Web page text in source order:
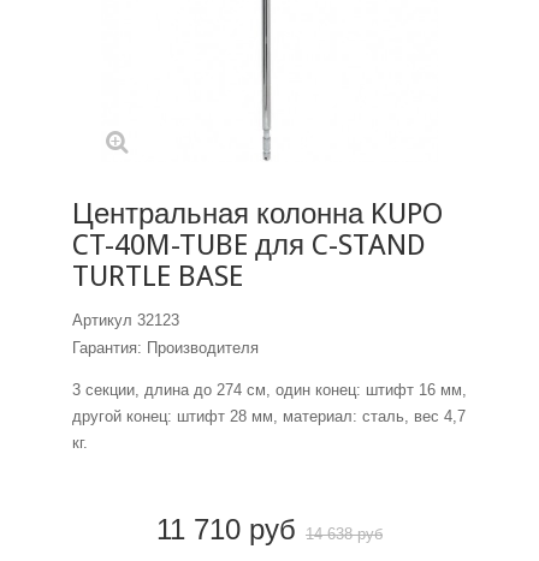
Центральная колонна KUPO
CT-40M-TUBE для C-STAND
TURTLE BASE
Артикул 32123
Гарантия: Производителя
3 секции, длина до 274 см, один конец: штифт 16 мм,
другой конец: штифт 28 мм, материал: сталь, вес 4,7
кг.
11 710 руб 14 638 руб